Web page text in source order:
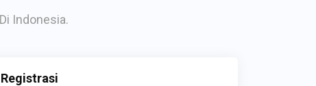
Indonesia.